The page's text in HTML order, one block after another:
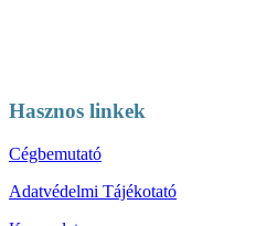
Hasznos linkek
Cégbemutató
Adatvédelmi Tájékotató